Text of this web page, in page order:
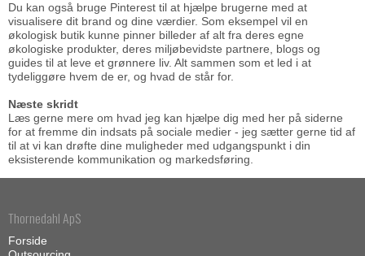
Du kan også bruge Pinterest til at hjælpe brugerne med at
visualisere dit brand og dine værdier. Som eksempel vil en
økologisk butik kunne pinner billeder af alt fra deres egne
økologiske produkter, deres miljøbevidste partnere, blogs og
guides til at leve et grønnere liv. Alt sammen som et led i at
tydeliggøre hvem de er, og hvad de står for.
Næste skridt
Læs gerne mere om hvad jeg kan hjælpe dig med her på siderne
for at fremme din indsats på sociale medier - jeg sætter gerne tid af
til at vi kan drøfte dine muligheder med udgangspunkt i din
eksisterende kommunikation og markedsføring.
Thornedahl ApS
Forside